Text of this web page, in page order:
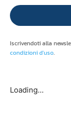
Iscrivendoti alla
condizioni d'uso.
Loading...